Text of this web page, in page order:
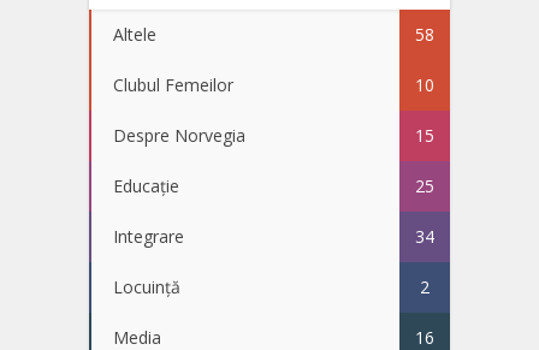
Altele 58
Clubul Femeilor 10
Despre Norvegia 15
Educație 25
Integrare 34
Locuință 2
Media 16